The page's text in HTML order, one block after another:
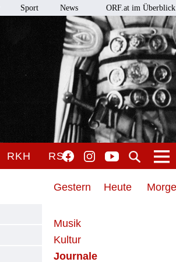
Sport News ORF.at im Überblick
RKH RSO
Gestern Heute
Musik
Kultur
Journale